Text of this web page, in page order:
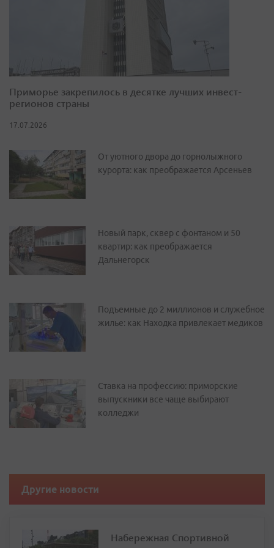
Приморье закрепилось в десятке лучших инвест-
регионов страны
17.07.2026
От уютного двора до горнолыжного
курорта: как преображается Арсеньев
Новый парк, сквер с фонтаном и 50
квартир: как преображается
Дальнегорск
Подъемные до 2 миллионов и служебное
жилье: как Находка привлекает медиков
Ставка на профессию: приморские
выпускники все чаще выбирают
колледжи
Другие новости
Набережная Спортивной